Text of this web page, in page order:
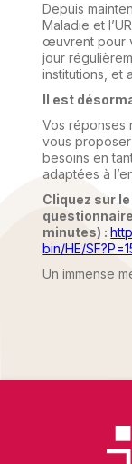
Depuis
Maladie et
œuvrent pour
jour
institutions, et
Il est
Vos réponses
vous
besoins en
adaptées à
Cliquez sur
minutes) :
bin/HE/
Un immense